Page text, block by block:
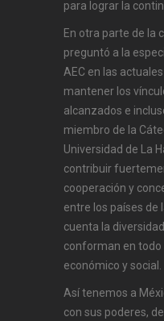
para lograr la
En otra parte de la
preguntó a la
AEC en las
mantener los
alcanzados e
miembro de la
Universidad de La
contribuir
cooperación y
entre los países de
cuenta la
conforman en todo
económico y social.
Así tenemos a
con sus poderes,